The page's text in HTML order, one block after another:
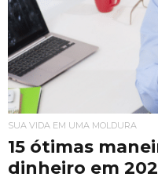
SUA VIDA EM UMA MOLDURA
15 ótimas
dinheiro em